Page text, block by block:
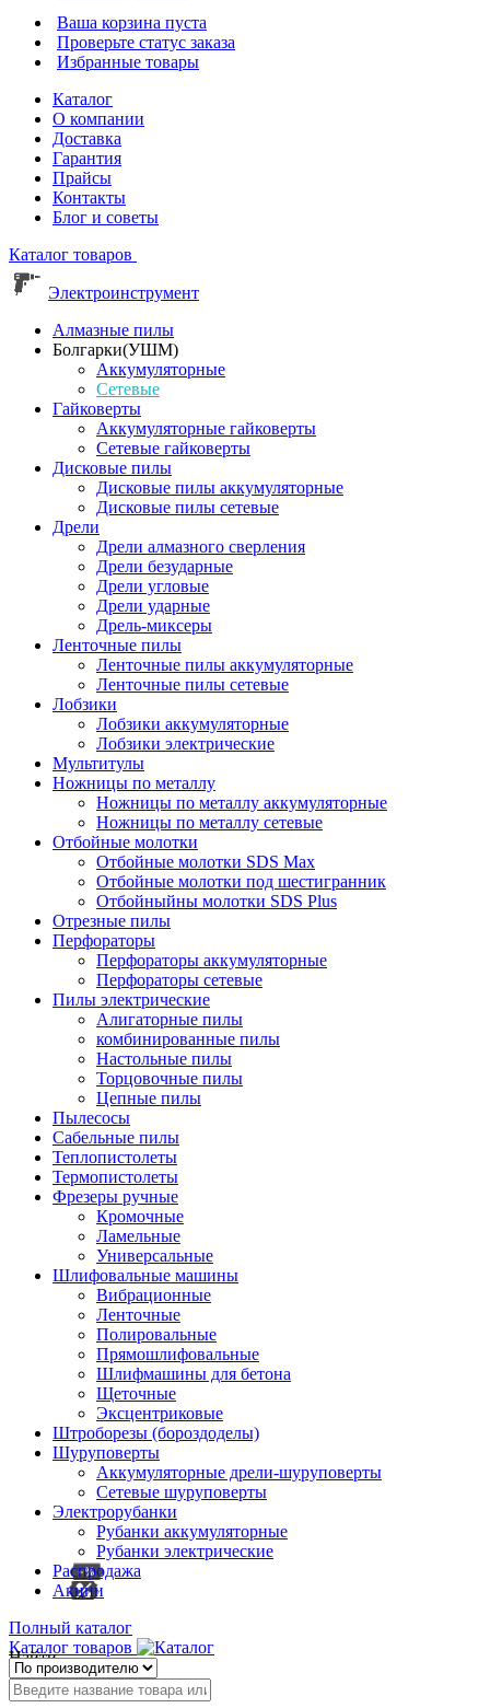
Ваша корзина пуста
Проверьте статус заказа
Избранные товары
Каталог
О компании
Доставка
Гарантия
Прайсы
Контакты
Блог и советы
Каталог товаров
Электроинструмент
Алмазные пилы
Болгарки(УШМ)
Аккумуляторные
Сетевые
Гайковерты
Аккумуляторные гайковерты
Сетевые гайковерты
Дисковые пилы
Дисковые пилы аккумуляторные
Дисковые пилы сетевые
Дрели
Дрели алмазного сверления
Дрели безударные
Дрели угловые
Дрели ударные
Дрель-миксеры
Ленточные пилы
Ленточные пилы аккумуляторные
Ленточные пилы сетевые
Лобзики
Лобзики аккумуляторные
Лобзики электрические
Мультитулы
Ножницы по металлу
Ножницы по металлу аккумуляторные
Ножницы по металлу сетевые
Отбойные молотки
Отбойные молотки SDS Max
Отбойные молотки под шестигранник
Отбойныйны молотки SDS Plus
Отрезные пилы
Перфораторы
Перфораторы аккумуляторные
Перфораторы сетевые
Пилы электрические
Алигаторные пилы
комбинированные пилы
Настольные пилы
Торцовочные пилы
Цепные пилы
Пылесосы
Сабельные пилы
Теплопистолеты
Термопистолеты
Фрезеры ручные
Кромочные
Ламельные
Универсальные
Шлифовальные машины
Вибрационные
Ленточные
Полировальные
Прямошлифовальные
Шлифмашины для бетона
Щеточные
Эксцентриковые
Штроборезы (бороздоделы)
Шуруповерты
Аккумуляторные дрели-шуруповерты
Сетевые шуруповерты
Электрорубанки
Рубанки аккумуляторные
Рубанки электрические
Распродажа
Акции
Полный каталог
Каталог товаров
Найти